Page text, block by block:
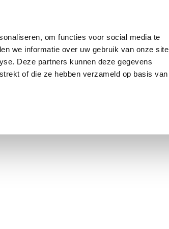
om functies voor social media te
we informatie over uw gebruik van onze site
Deze partners kunnen deze gegevens
of die ze hebben verzameld op basis van